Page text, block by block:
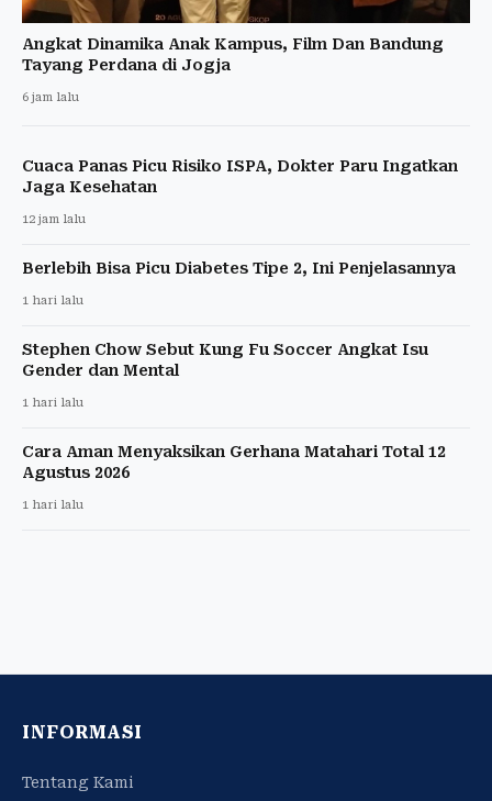
Angkat Dinamika Anak Kampus, Film Dan Bandung
Tayang Perdana di Jogja
6 jam lalu
Cuaca Panas Picu Risiko ISPA, Dokter Paru Ingatkan
Jaga Kesehatan
12 jam lalu
Berlebih Bisa Picu Diabetes Tipe 2, Ini Penjelasannya
1 hari lalu
Stephen Chow Sebut Kung Fu Soccer Angkat Isu
Gender dan Mental
1 hari lalu
Cara Aman Menyaksikan Gerhana Matahari Total 12
Agustus 2026
1 hari lalu
INFORMASI
Tentang Kami